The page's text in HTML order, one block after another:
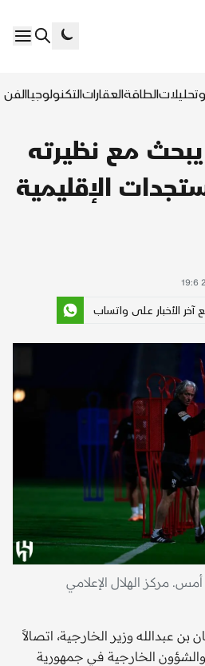
وتحليلاتالطاقةالعقاراتالتكنولوجياالفن
يبحث مع نظيرته
الإقليمية
آخر الأخبار على واتساب
مركز الهلال الإعلامي
عبدالله وزير الخارجية، اتصالاً
والشؤون الخارجية في جمهورية